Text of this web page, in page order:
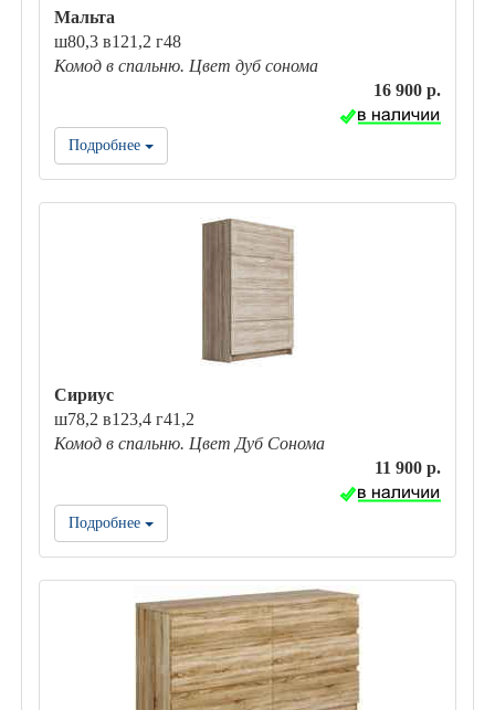
Мальта
ш80,3 в121,2 г48
Комод в спальню. Цвет дуб сонома
16 900 р.
Подробнее
Сириус
ш78,2 в123,4 г41,2
Комод в спальню. Цвет Дуб Сонома
11 900 р.
Подробнее